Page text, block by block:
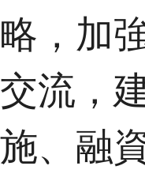
，加
流，
、融